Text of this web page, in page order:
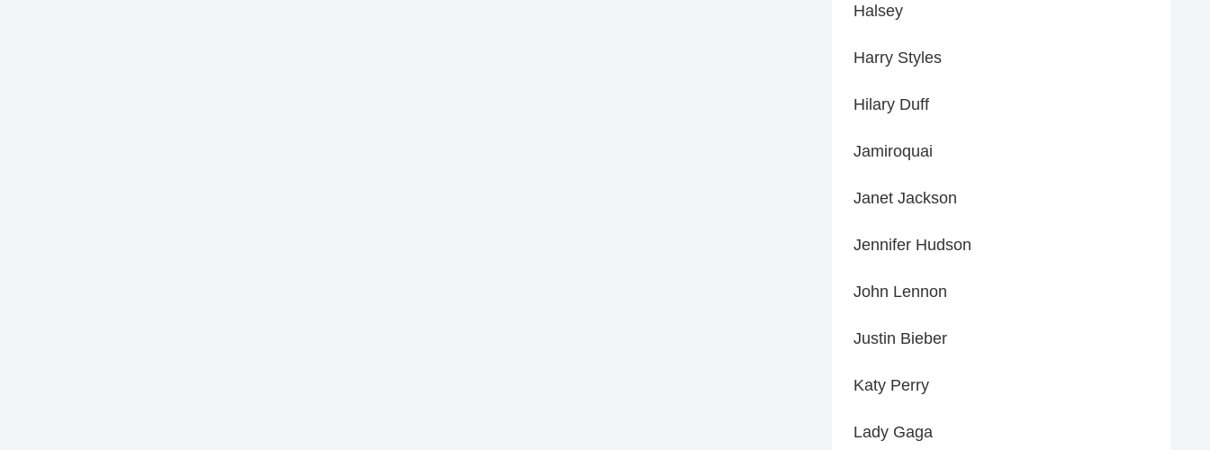
Halsey
Harry Styles
Hilary Duff
Jamiroquai
Janet Jackson
Jennifer Hudson
John Lennon
Justin Bieber
Katy Perry
Lady Gaga